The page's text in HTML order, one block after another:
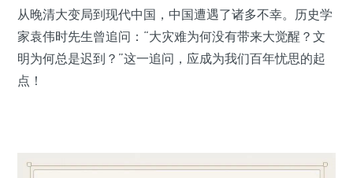
从晚清大变局到现代中国，中国遭遇了诸多不幸。历史学
家袁伟时先生曾追问：“大灾难为何没有带来大觉醒？文
明为何总是迟到？”这一追问，应成为我们百年忧思的起
点！